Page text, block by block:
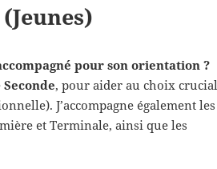
(Jeunes)
pour son orientation ?
Seconde, pour aider au choix crucial
J’accompagne également les
et Terminale, ainsi que les